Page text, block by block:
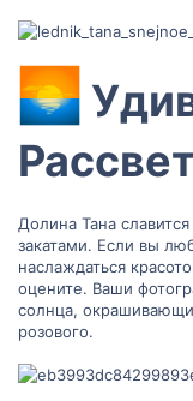
Долина Тана
закатами. Если вы
наслаждаться
оцените. Ваши
солнца,
розового.